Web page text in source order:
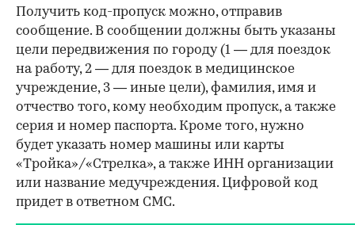
Получить код-пропуск можно, отправив
сообщение. В сообщении должны быть указаны
цели передвижения по городу (1 — для поездок
на работу, 2 — для поездок в медицинское
учреждение, 3 — иные цели), фамилия, имя и
отчество того, кому необходим пропуск, а также
серия и номер паспорта. Кроме того, нужно
будет указать номер машины или карты
«Тройка»/«Стрелка», а также ИНН организации
или название медучреждения. Цифровой код
придет в ответном СМС.